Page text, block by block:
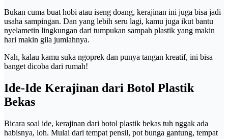
Bukan cuma buat hobi atau iseng doang, kerajinan ini juga bisa jadi
usaha sampingan. Dan yang lebih seru lagi, kamu juga ikut bantu
nyelametin lingkungan dari tumpukan sampah plastik yang makin
hari makin gila jumlahnya.
Nah, kalau kamu suka ngoprek dan punya tangan kreatif, ini bisa
banget dicoba dari rumah!
Ide-Ide Kerajinan dari Botol Plastik
Bekas
Bicara soal ide, kerajinan dari botol plastik bekas tuh nggak ada
habisnya, loh. Mulai dari tempat pensil, pot bunga gantung, tempat